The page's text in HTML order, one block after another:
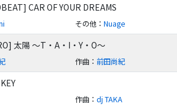
CAR OF YOUR DREAMS
その他 ：Nuage
太陽 ～T・A・I・Y・O～
作曲 ： 前田尚紀
作曲 ：dj TAKA